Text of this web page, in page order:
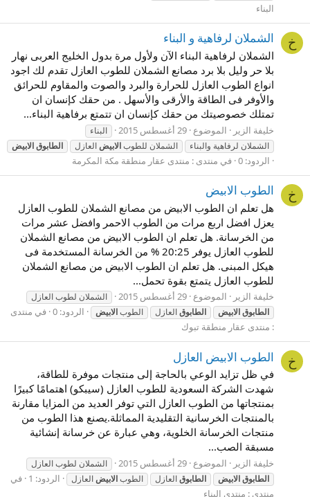
البناء
خ الشملان لرفاهية و البناء
الشملان لرفاهية البناء الآن ولأول مرة بدول الخليج العربى نهار
بلا حر وليل بلا برد مصانع الشملان للطوب العازل تقدم لك اجود
انواع الطوب العازل للحرارة والبرد والصوت والمقاوم للحرائق
والأوفر فى الطاقة والأرقى والأسهل . من حقك كإنسان ان
تمتلك خصوصيتك من حقك كإنسان ان تتمتع برفاهية البناء...
خليفة الزير الموضوع 29 أغسطس 2015
البناء
الشملان لرفاهية والبناء
الشملان للطوبالابيضالعازل الطابوقالابيض
الردود: 0 في منتدى : منتدى عقار منطقة مكة المكرمة
خ الطوب الابيض
هل تعلم ان الطوب الابيض من مصانع الشملان للطوب العازل
يعزل افضل اربع مرات من الطوب الاحمر وافضل عشر مرات
من الخرسانة. هل تعلم ان الطوب الابيض من مصانع الشملان
للطوب العازل يوفر 20:25 % من الخرسانة المستخدمة فى
هيكل المبنى. هل تعلم ان الطوب الابيض من مصانع الشملان
للطوب العازل يتمتع بقوة تحمل...
خليفة الزير الموضوع 29 أغسطس 2015
الشملان لطوب العازل
الطابوقالابيض الطابوقالعازل الطوبالابيض الردود: 0
في منتدى
: منتدى عقار منطقة تبوك
خ الطوب الابيض العازل
في ظل تزايد الوعي بالحاجة إلى منتجات موفرة للطاقة،
شهدت الشركة السعودية للطوب العازل (سيبكو) اهتمامًا كبيرًا
بمنتجاتها من الطوب العازل التي توفر العديد من المزايا مقارنة
بالمنتجات الخرسانية التقليدية المماثلة.يصنع هذا الطوب من
منتجات الخرسانة الخلوية، وهي عبارة عن خرسانة إنشائية
مسبقة الصب...
خليفة الزير الموضوع 29 أغسطس 2015
الشملان لطوب العازل
الطابوقالابيض الطابوقالعازل الطوبالابيضالعازل الردود: 1
في
منتدى : منتدى البناء